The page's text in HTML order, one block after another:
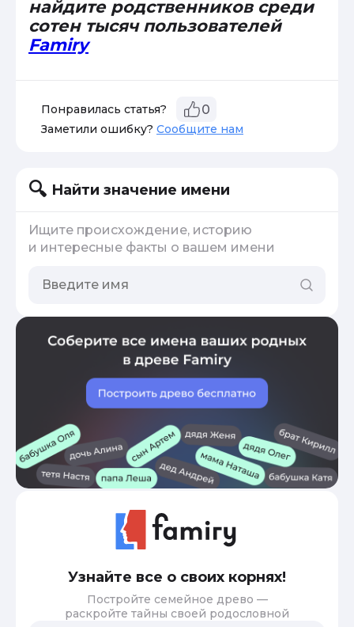
найдите родственников среди
сотен тысяч пользователей
Famiry
Понравилась статья? 0
Заметили ошибку? Сообщите нам
Найти значение имени
Ищите происхождение, историю
и интересные факты о вашем имени
Узнайте все о своих корнях!
Постройте семейное древо —
раскройте тайны своей родословной